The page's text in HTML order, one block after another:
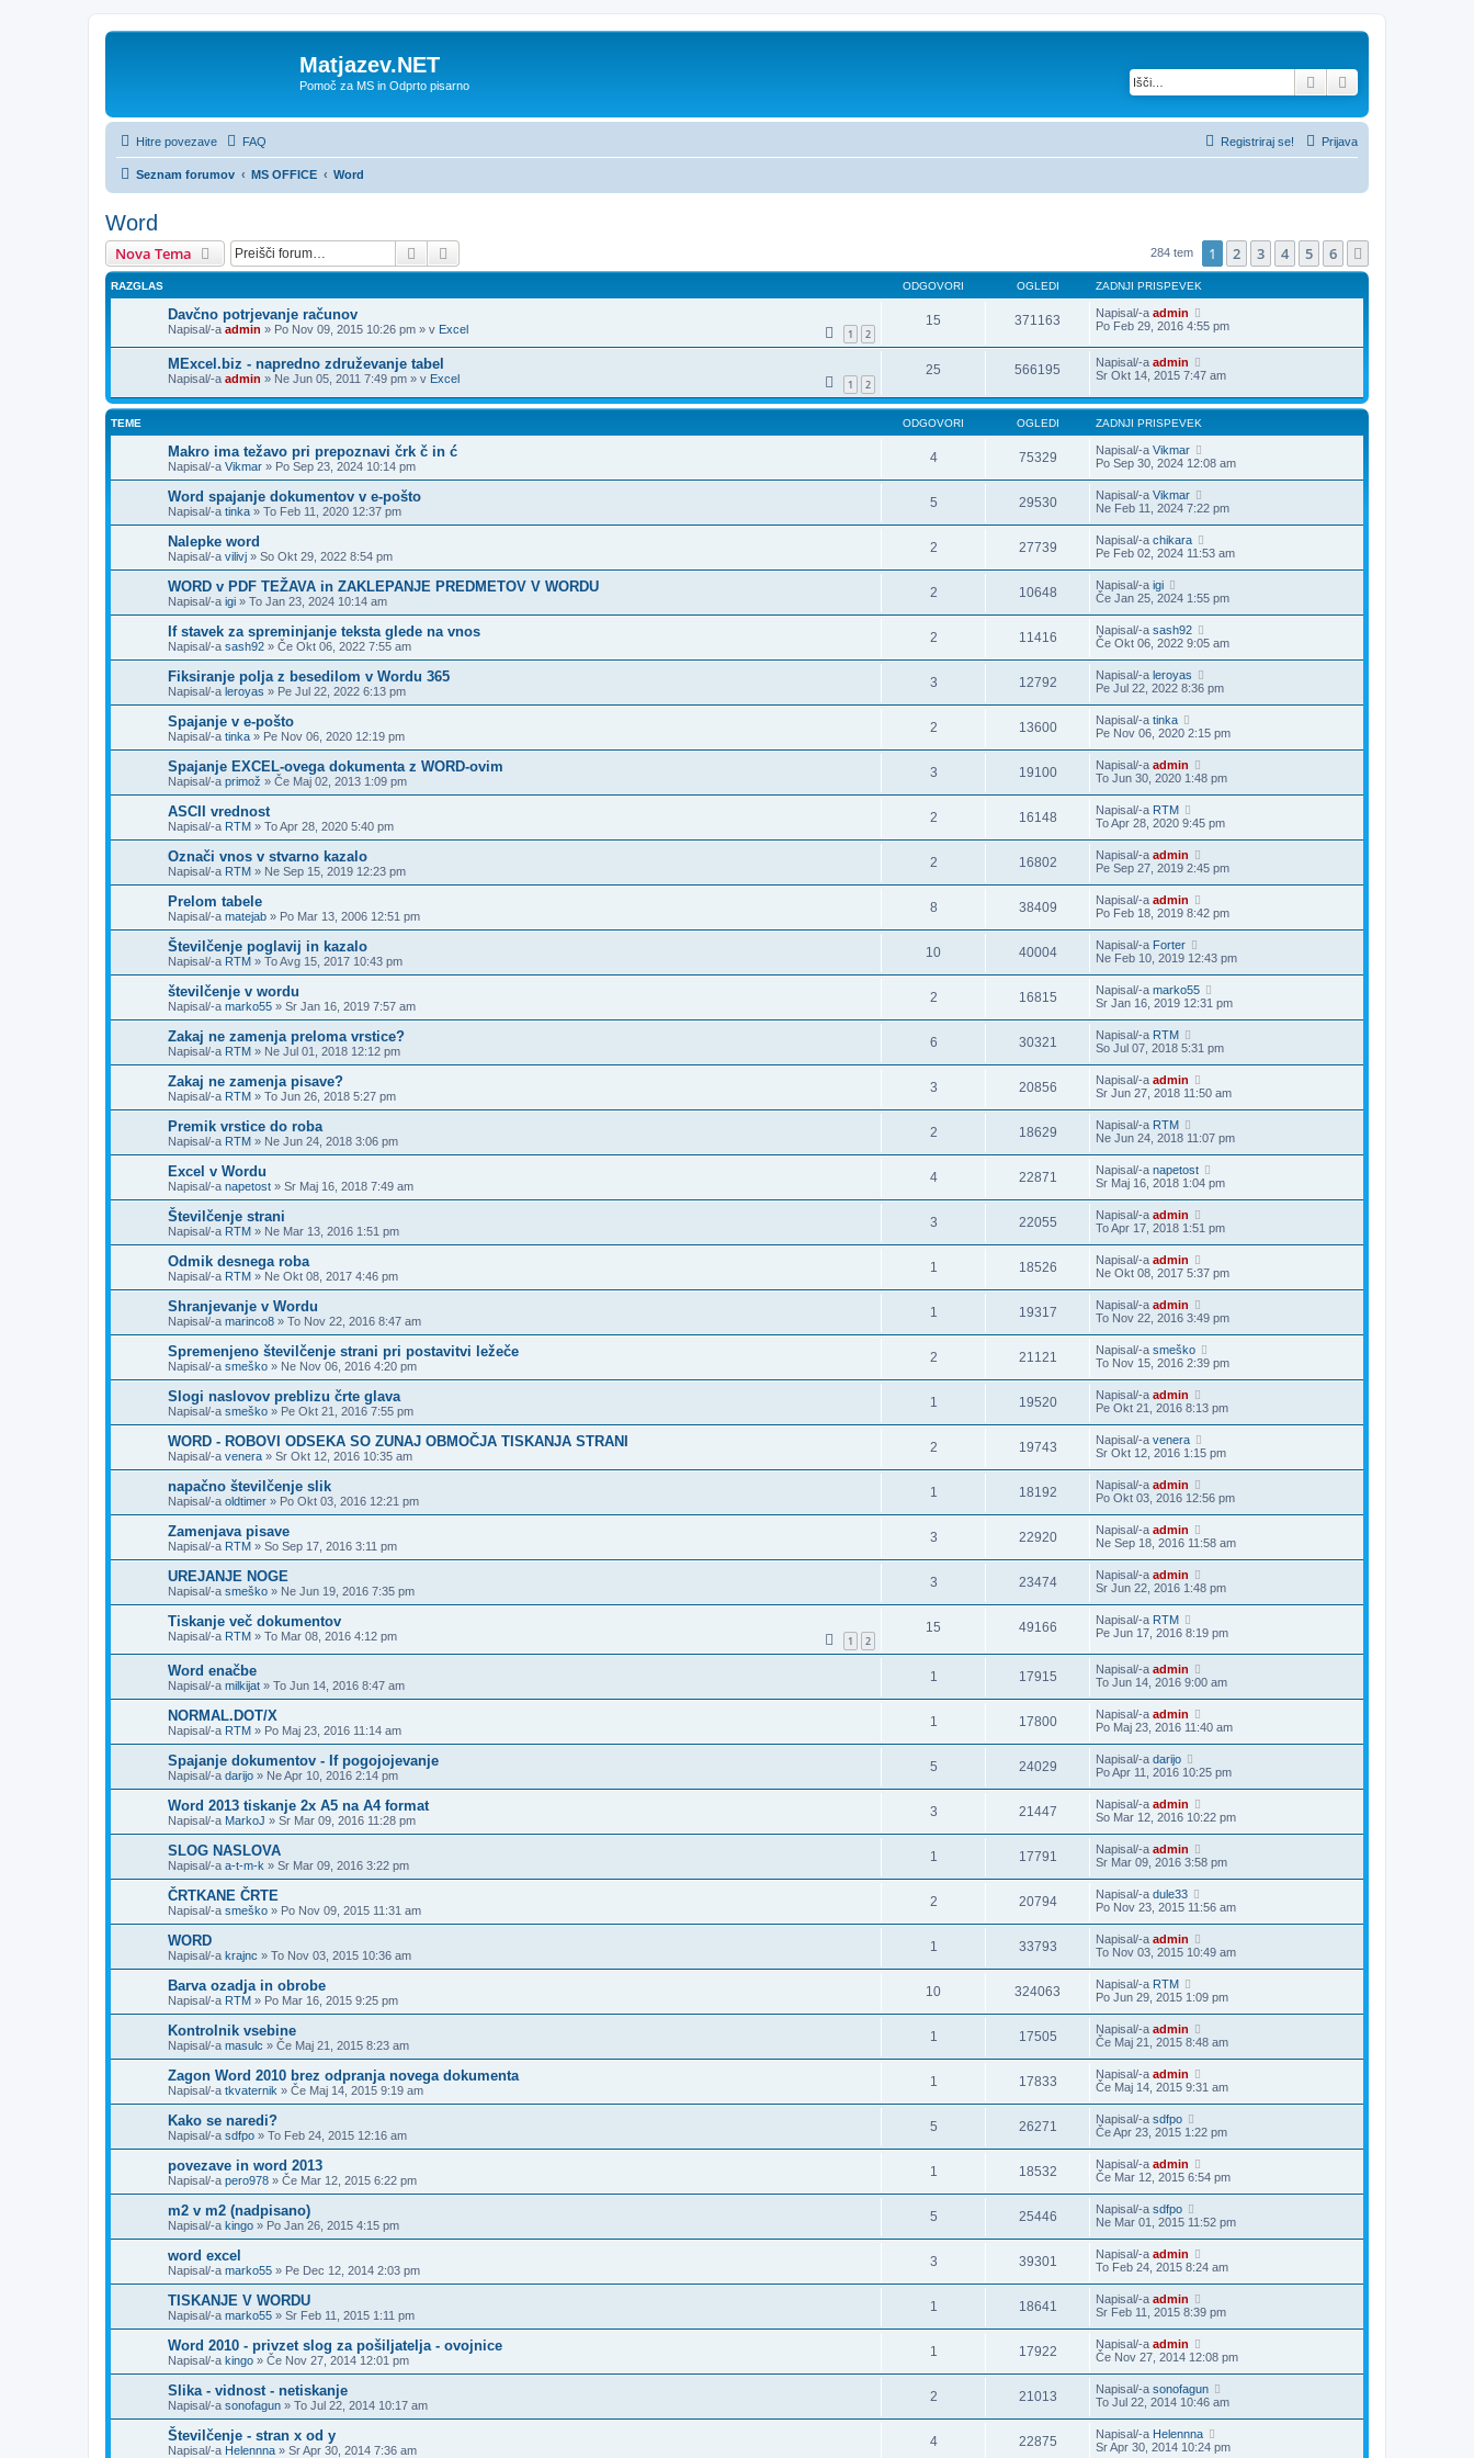
Matjazev.NET
Pomoč za MS in Odprto pisarno Iskanje
Hitre povezave FAQ Prijava
Registriraj se!
Seznam forumov MS OFFICE Word
Word
Nova Tema Iskanje 284 tem 1 2 3 4 5 6
RAZGLAS ODGOVORI OGLEDI ZADNJI PRISPEVEK
Davčno potrjevanje računov
Napisal/-a admin » Po Nov 09, 2015 10:26 pm » v Excel 1 2
15 371163 Napisal/-a admin
Po Feb 29, 2016 4:55 pm
MExcel.biz - napredno združevanje tabel
Napisal/-a admin » Ne Jun 05, 2011 7:49 pm » v Excel 1 2
25 566195 Napisal/-a admin
Sr Okt 14, 2015 7:47 am
TEME ODGOVORI OGLEDI ZADNJI PRISPEVEK
Makro ima težavo pri prepoznavi črk č in ć
Napisal/-a Vikmar » Po Sep 23, 2024 10:14 pm
4 75329 Napisal/-a Vikmar
Po Sep 30, 2024 12:08 am
Word spajanje dokumentov v e-pošto
Napisal/-a tinka » To Feb 11, 2020 12:37 pm
5 29530 Napisal/-a Vikmar
Ne Feb 11, 2024 7:22 pm
Nalepke word
Napisal/-a vilivj » So Okt 29, 2022 8:54 pm
2 27739 Napisal/-a chikara
Pe Feb 02, 2024 11:53 am
WORD v PDF TEŽAVA in ZAKLEPANJE PREDMETOV V WORDU
Napisal/-a igi » To Jan 23, 2024 10:14 am
2 10648 Napisal/-a igi
Če Jan 25, 2024 1:55 pm
If stavek za spreminjanje teksta glede na vnos
Napisal/-a sash92 » Če Okt 06, 2022 7:55 am
2 11416 Napisal/-a sash92
Če Okt 06, 2022 9:05 am
Fiksiranje polja z besedilom v Wordu 365
Napisal/-a leroyas » Pe Jul 22, 2022 6:13 pm
3 12792 Napisal/-a leroyas
Pe Jul 22, 2022 8:36 pm
Spajanje v e-pošto
Napisal/-a tinka » Pe Nov 06, 2020 12:19 pm
2 13600 Napisal/-a tinka
Pe Nov 06, 2020 2:15 pm
Spajanje EXCEL-ovega dokumenta z WORD-ovim
Napisal/-a primož » Če Maj 02, 2013 1:09 pm
3 19100 Napisal/-a admin
To Jun 30, 2020 1:48 pm
ASCII vrednost
Napisal/-a RTM » To Apr 28, 2020 5:40 pm
2 16148 Napisal/-a RTM
To Apr 28, 2020 9:45 pm
Označi vnos v stvarno kazalo
Napisal/-a RTM » Ne Sep 15, 2019 12:23 pm
2 16802 Napisal/-a admin
Pe Sep 27, 2019 2:45 pm
Prelom tabele
Napisal/-a matejab » Po Mar 13, 2006 12:51 pm
8 38409 Napisal/-a admin
Po Feb 18, 2019 8:42 pm
Številčenje poglavij in kazalo
Napisal/-a RTM » To Avg 15, 2017 10:43 pm
10 40004 Napisal/-a Forter
Ne Feb 10, 2019 12:43 pm
številčenje v wordu
Napisal/-a marko55 » Sr Jan 16, 2019 7:57 am
2 16815 Napisal/-a marko55
Sr Jan 16, 2019 12:31 pm
Zakaj ne zamenja preloma vrstice?
Napisal/-a RTM » Ne Jul 01, 2018 12:12 pm
6 30321 Napisal/-a RTM
So Jul 07, 2018 5:31 pm
Zakaj ne zamenja pisave?
Napisal/-a RTM » To Jun 26, 2018 5:27 pm
3 20856 Napisal/-a admin
Sr Jun 27, 2018 11:50 am
Premik vrstice do roba
Napisal/-a RTM » Ne Jun 24, 2018 3:06 pm
2 18629 Napisal/-a RTM
Ne Jun 24, 2018 11:07 pm
Excel v Wordu
Napisal/-a napetost » Sr Maj 16, 2018 7:49 am
4 22871 Napisal/-a napetost
Sr Maj 16, 2018 1:04 pm
Številčenje strani
Napisal/-a RTM » Ne Mar 13, 2016 1:51 pm
3 22055 Napisal/-a admin
To Apr 17, 2018 1:51 pm
Odmik desnega roba
Napisal/-a RTM » Ne Okt 08, 2017 4:46 pm
1 18526 Napisal/-a admin
Ne Okt 08, 2017 5:37 pm
Shranjevanje v Wordu
Napisal/-a marinco8 » To Nov 22, 2016 8:47 am
1 19317 Napisal/-a admin
To Nov 22, 2016 3:49 pm
Spremenjeno številčenje strani pri postavitvi ležeče
Napisal/-a smeško » Ne Nov 06, 2016 4:20 pm
2 21121 Napisal/-a smeško
To Nov 15, 2016 2:39 pm
Slogi naslovov preblizu črte glava
Napisal/-a smeško » Pe Okt 21, 2016 7:55 pm
1 19520 Napisal/-a admin
Pe Okt 21, 2016 8:13 pm
WORD - ROBOVI ODSEKA SO ZUNAJ OBMOČJA TISKANJA STRANI
Napisal/-a venera » Sr Okt 12, 2016 10:35 am
2 19743 Napisal/-a venera
Sr Okt 12, 2016 1:15 pm
napačno številčenje slik
Napisal/-a oldtimer » Po Okt 03, 2016 12:21 pm
1 18192 Napisal/-a admin
Po Okt 03, 2016 12:56 pm
Zamenjava pisave
Napisal/-a RTM » So Sep 17, 2016 3:11 pm
3 22920 Napisal/-a admin
Ne Sep 18, 2016 11:58 am
UREJANJE NOGE
Napisal/-a smeško » Ne Jun 19, 2016 7:35 pm
3 23474 Napisal/-a admin
Sr Jun 22, 2016 1:48 pm
Tiskanje več dokumentov
Napisal/-a RTM » To Mar 08, 2016 4:12 pm 1 2
15 49166 Napisal/-a RTM
Pe Jun 17, 2016 8:19 pm
Word enačbe
Napisal/-a milkijat » To Jun 14, 2016 8:47 am
1 17915 Napisal/-a admin
To Jun 14, 2016 9:00 am
NORMAL.DOT/X
Napisal/-a RTM » Po Maj 23, 2016 11:14 am
1 17800 Napisal/-a admin
Po Maj 23, 2016 11:40 am
Spajanje dokumentov - If pogojojevanje
Napisal/-a darijo » Ne Apr 10, 2016 2:14 pm
5 24029 Napisal/-a darijo
Po Apr 11, 2016 10:25 pm
Word 2013 tiskanje 2x A5 na A4 format
Napisal/-a MarkoJ » Sr Mar 09, 2016 11:28 pm
3 21447 Napisal/-a admin
So Mar 12, 2016 10:22 pm
SLOG NASLOVA
Napisal/-a a-t-m-k » Sr Mar 09, 2016 3:22 pm
1 17791 Napisal/-a admin
Sr Mar 09, 2016 3:58 pm
ČRTKANE ČRTE
Napisal/-a smeško » Po Nov 09, 2015 11:31 am
2 20794 Napisal/-a dule33
Po Nov 23, 2015 11:56 am
WORD
Napisal/-a krajnc » To Nov 03, 2015 10:36 am
1 33793 Napisal/-a admin
To Nov 03, 2015 10:49 am
Barva ozadja in obrobe
Napisal/-a RTM » Po Mar 16, 2015 9:25 pm
10 324063 Napisal/-a RTM
Po Jun 29, 2015 1:09 pm
Kontrolnik vsebine
Napisal/-a masulc » Če Maj 21, 2015 8:23 am
1 17505 Napisal/-a admin
Če Maj 21, 2015 8:48 am
Zagon Word 2010 brez odpranja novega dokumenta
Napisal/-a tkvaternik » Če Maj 14, 2015 9:19 am
1 17833 Napisal/-a admin
Če Maj 14, 2015 9:31 am
Kako se naredi?
Napisal/-a sdfpo » To Feb 24, 2015 12:16 am
5 26271 Napisal/-a sdfpo
Če Apr 23, 2015 1:22 pm
povezave in word 2013
Napisal/-a pero978 » Če Mar 12, 2015 6:22 pm
1 18532 Napisal/-a admin
Če Mar 12, 2015 6:54 pm
m2 v m2 (nadpisano)
Napisal/-a kingo » Po Jan 26, 2015 4:15 pm
5 25446 Napisal/-a sdfpo
Ne Mar 01, 2015 11:52 pm
word excel
Napisal/-a marko55 » Pe Dec 12, 2014 2:03 pm
3 39301 Napisal/-a admin
To Feb 24, 2015 8:24 am
TISKANJE V WORDU
Napisal/-a marko55 » Sr Feb 11, 2015 1:11 pm
1 18641 Napisal/-a admin
Sr Feb 11, 2015 8:39 pm
Word 2010 - privzet slog za pošiljatelja - ovojnice
Napisal/-a kingo » Če Nov 27, 2014 12:01 pm
1 17922 Napisal/-a admin
Če Nov 27, 2014 12:08 pm
Slika - vidnost - netiskanje
Napisal/-a sonofagun » To Jul 22, 2014 10:17 am
2 21013 Napisal/-a sonofagun
To Jul 22, 2014 10:46 am
Številčenje - stran x od y
Napisal/-a Helennna » Sr Apr 30, 2014 7:36 am
4 22875 Napisal/-a Helennna
Sr Apr 30, 2014 10:24 pm